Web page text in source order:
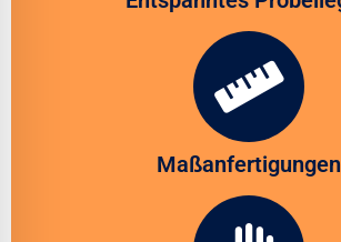
Maßanfertigungen